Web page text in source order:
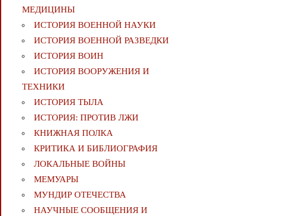
МЕДИЦИНЫ
ИСТОРИЯ ВОЕННОЙ НАУКИ
ИСТОРИЯ ВОЕННОЙ РАЗВЕДКИ
ИСТОРИЯ ВОИН
ИСТОРИЯ ВООРУЖЕНИЯ И
ТЕХНИКИ
ИСТОРИЯ ТЫЛА
ИСТОРИЯ: ПРОТИВ ЛЖИ
КНИЖНАЯ ПОЛКА
КРИТИКА И БИБЛИОГРАФИЯ
ЛОКАЛЬНЫЕ ВОЙНЫ
МЕМУАРЫ
МУНДИР ОТЕЧЕСТВА
НАУЧНЫЕ СООБЩЕНИЯ И